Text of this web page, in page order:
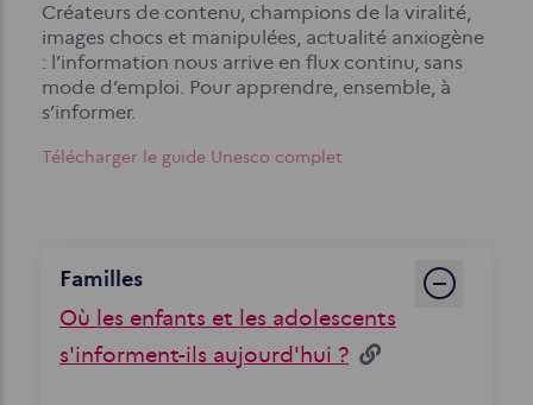
Créateurs de contenu, champions de la viralité,
images chocs et manipulées, actualité anxiogène
: l’information nous arrive en flux continu, sans
mode d’emploi. Pour apprendre, ensemble, à
s’informer.
Télécharger le guide Unesco complet
Familles
Où les enfants et les adolescents
s'informent-ils aujourd'hui ?